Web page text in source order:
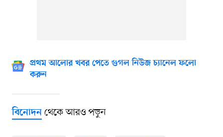
প্রথম আলোর খবর পেতে গুগল নিউজ চ্যানেল ফলো
করুন
বিনোদনথেকে আরও পড়ুন